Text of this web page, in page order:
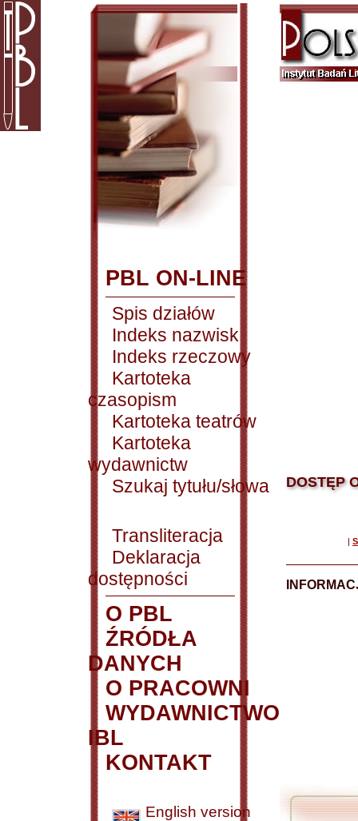
PBL ON-LINE
Spis działów
Indeks nazwisk
Indeks rzeczowy
Kartoteka
czasopism
Kartoteka teatrów
Kartoteka
wydawnictw
Szukaj tytułu/słowa
Transliteracja
Deklaracja
dostępności
O PBL
ŹRÓDŁA
DANYCH
O PRACOWNI
WYDAWNICTWO
IBL
KONTAKT
English version
DOSTĘP
|